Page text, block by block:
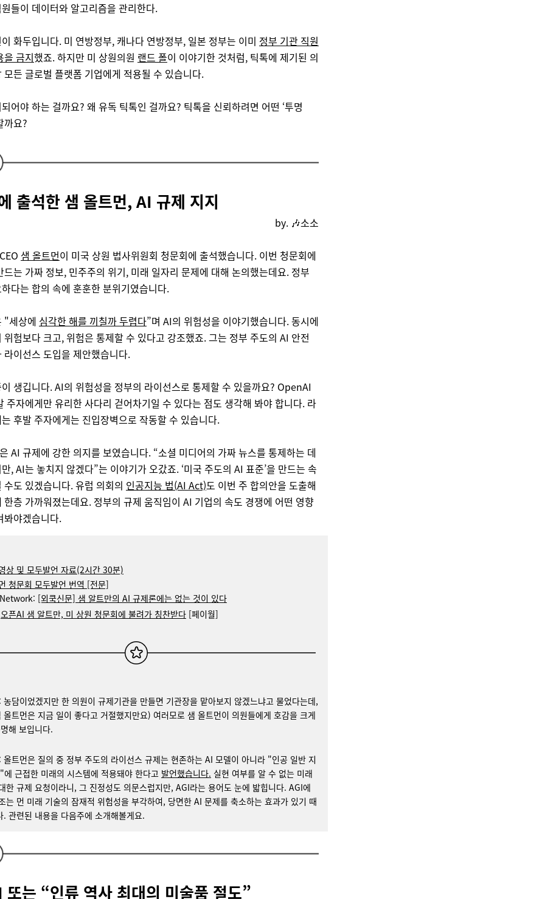
들이 데이터와 알고리즘을 관리한다.
화두입니다. 미 연방정부, 캐나다 연방정부, 일본 정부는 이미 정부 기관 직원
을 금지했죠. 하지만 미 상원의원 랜드 폴이 이야기한 것처럼, 틱톡에 제기된 의
모든 글로벌 플랫폼 기업에게 적용될 수 있습니다.
어야 하는 걸까요? 왜 유독 틱톡인 걸까요? 틱톡을 신뢰하려면 어떤 ‘투명
까요?
출석한 샘 올트먼, AI 규제 지지
by. 🎶소소
샘 올트먼이 미국 상원 법사위원회 청문회에 출석했습니다. 이번 청문회에
드는 가짜 정보, 민주주의 위기, 미래 일자리 문제에 대해 논의했는데요. 정부
다는 합의 속에 훈훈한 분위기였습니다.
"세상에 심각한 해를 끼칠까 두렵다”며 AI의 위험성을 이야기했습니다. 동시에
위험보다 크고, 위험은 통제할 수 있다고 강조했죠. 그는 정부 주도의 AI 안전
라이선스 도입을 제안했습니다.
생깁니다. AI의 위험성을 정부의 라이선스로 통제할 수 있을까요? OpenAI
주자에게만 유리한 사다리 걷어차기일 수 있다는 점도 생각해 봐야 합니다. 라
후발 주자에게는 진입장벽으로 작동할 수 있습니다.
AI 규제에 강한 의지를 보였습니다. “소셜 미디어의 가짜 뉴스를 통제하는 데
, AI는 놓치지 않겠다”는 이야기가 오갔죠. ‘미국 주도의 AI 표준’을 만드는 속
수도 있겠습니다. 유럽 의회의 인공지능 법(AI Act)도 이번 주 합의안을 도출해
한층 가까워졌는데요. 정부의 규제 움직임이 AI 기업의 속도 경쟁에 어떤 영향
봐야겠습니다.
상 및 모두발언 자료(2시간 30분)
청문회 모두발언 번역 [전문]
[외쿡신문] 샘 알트만의 AI 규제론에는 없는 것이 있다
오픈AI 샘 알트만, 미 상원 청문회에 불려가 칭찬받다 [페이월]
담이었겠지만 한 의원이 규제기관을 만들면 기관장을 맡아보지 않겠느냐고 물었다는데,
올트먼은 지금 일이 좋다고 거절했지만요) 여러모로 샘 올트먼이 의원들에게 호감을 크게
해 보입니다.
올트먼은 질의 중 정부 주도의 라이선스 규제는 현존하는 AI 모델이 아니라 "인공 일반 지
근접한 미래의 시스템에 적용돼야 한다고 발언했습니다. 실현 여부를 알 수 없는 미래
한 규제 요청이라니, 그 진정성도 의문스럽지만, AGI라는 용어도 눈에 밟힙니다. AGI에
는 먼 미래 기술의 잠재적 위험성을 부각하여, 당면한 AI 문제를 축소하는 효과가 있기 때
. 관련된 내용을 다음주에 소개해볼게요.
또는 “인류 역사 최대의 미술품 절도”